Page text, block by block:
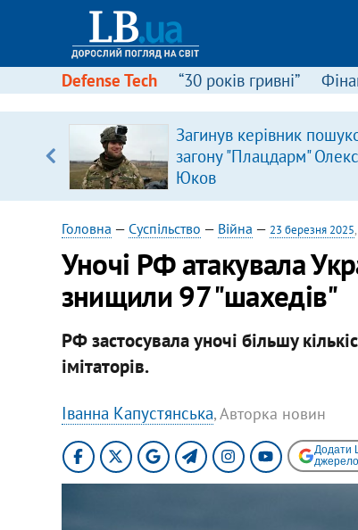
Defense Tech “30 років гривні”
Загинув керівник
загону "Плацдарм"
Юков
Головна — Суспільство — Війна — 23 березня 2025
Уночі РФ атакувала
знищили 97 "шахедів"
РФ застосувала уночі більшу
імітаторів.
Іванна Капустянська, Авторка новин
Додати